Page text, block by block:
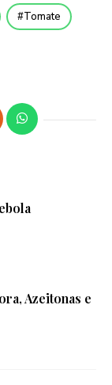
Tomate
Azeitonas e